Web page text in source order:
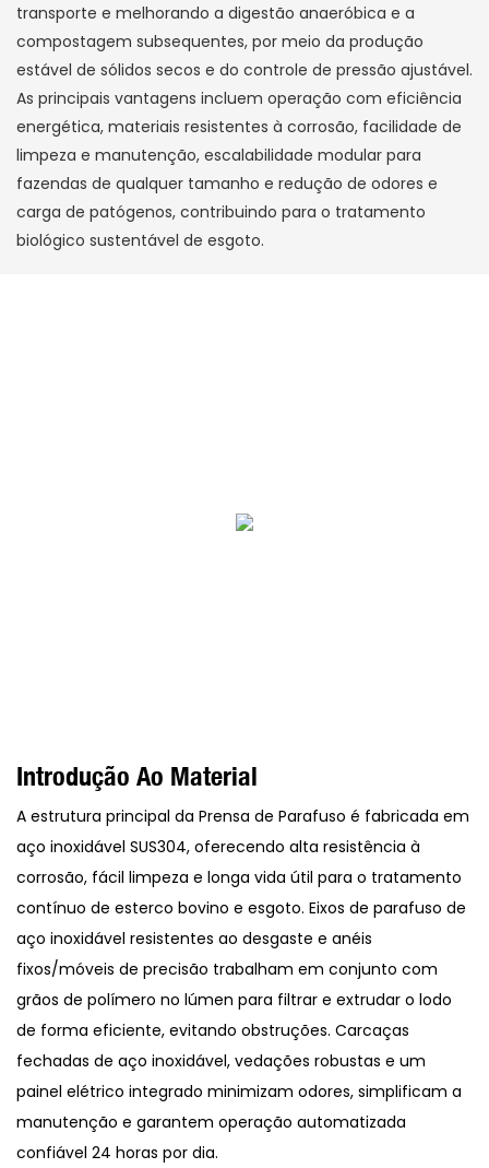
transporte e melhorando a digestão anaeróbica e a
compostagem subsequentes, por meio da produção
estável de sólidos secos e do controle de pressão ajustável.
As principais vantagens incluem operação com eficiência
energética, materiais resistentes à corrosão, facilidade de
limpeza e manutenção, escalabilidade modular para
fazendas de qualquer tamanho e redução de odores e
carga de patógenos, contribuindo para o tratamento
biológico sustentável de esgoto.
Introdução Ao Material
A estrutura principal da Prensa de Parafuso é fabricada em
aço inoxidável SUS304, oferecendo alta resistência à
corrosão, fácil limpeza e longa vida útil para o tratamento
contínuo de esterco bovino e esgoto. Eixos de parafuso de
aço inoxidável resistentes ao desgaste e anéis
fixos/móveis de precisão trabalham em conjunto com
grãos de polímero no lúmen para filtrar e extrudar o lodo
de forma eficiente, evitando obstruções. Carcaças
fechadas de aço inoxidável, vedações robustas e um
painel elétrico integrado minimizam odores, simplificam a
manutenção e garantem operação automatizada
confiável 24 horas por dia.